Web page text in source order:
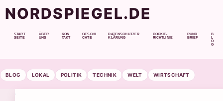
NORDSPIEGEL.DE
START
SEITE
ÜBER
UNS
KON
TAKT
GESCHI
CHTE
DATENSCHUTZER
KLÄRUNG
COOKIE-
RICHTLINIE
RUND
BRIEF
B
O
G
BLOG LOKAL POLITIK TECHNIK WELT WIRTSCHAFT